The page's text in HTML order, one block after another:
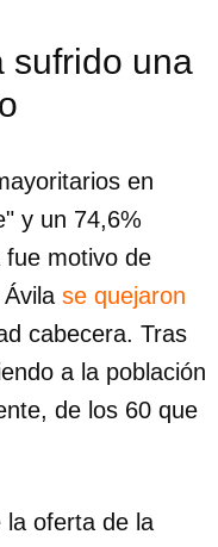
sufrido una
en
y un 74,6%
fue motivo de
se quejaron
cabecera. Tras
a la población
de los 60 que
la oferta de la